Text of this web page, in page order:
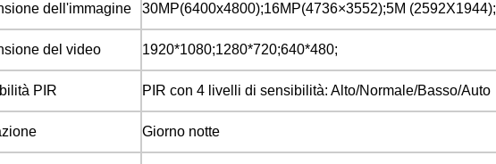
dell'immagine 30MP(6400x4800);16MP(4736×3552);5M (2592X1944);
del video 1920*1080;1280*720;640*480;
PIR PIR con 4 livelli di sensibilità: Alto/Normale/Basso/Auto
Giorno notte